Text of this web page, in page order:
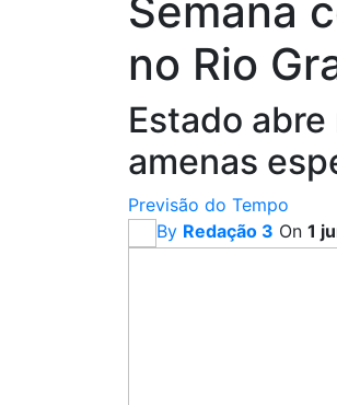
Semana
no Rio
Estado
amenas
Previsão do Tempo
By Redação 3 On 1